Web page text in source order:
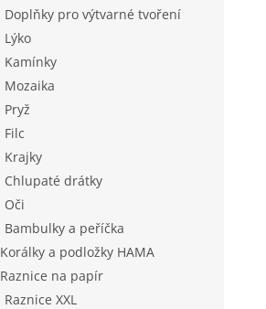
Doplňky pro výtvarné tvoření
Lýko
Kamínky
Mozaika
Pryž
Filc
Krajky
Chlupaté drátky
Oči
Bambulky a peříčka
Korálky a podložky HAMA
Raznice na papír
Raznice XXL